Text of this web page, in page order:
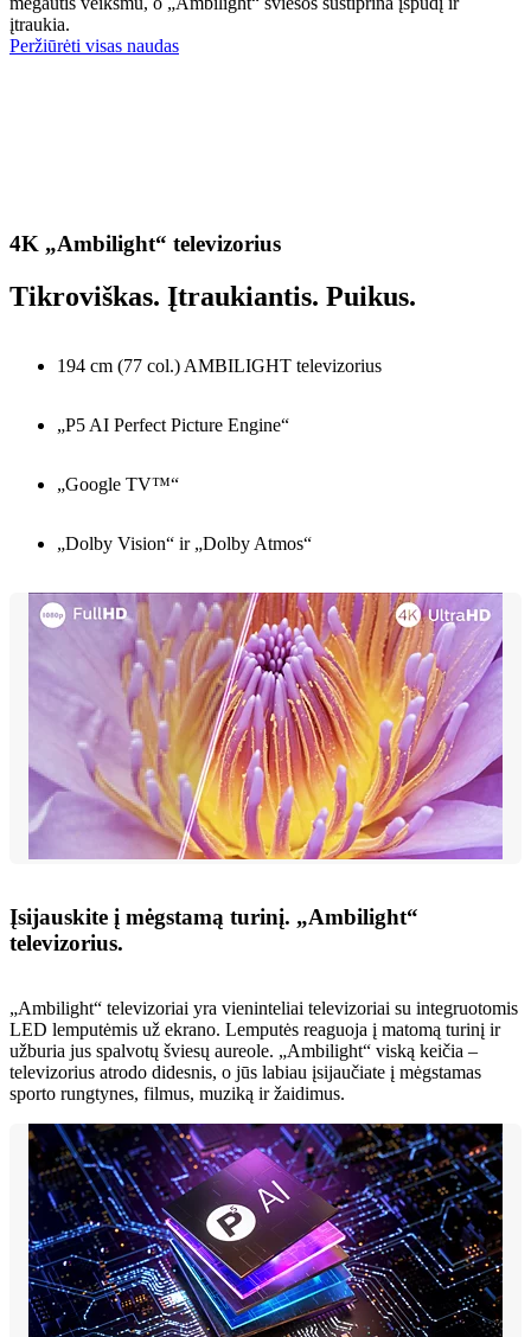
įtraukia.
Peržiūrėti visas naudas
4K „Ambilight“ televizorius
Tikroviškas. Įtraukiantis. Puikus.
194 cm (77 col.) AMBILIGHT televizorius
„P5 AI Perfect Picture Engine“
„Google TV™“
„Dolby Vision“ ir „Dolby Atmos“
Įsijauskite į mėgstamą turinį. „Ambilight“
televizorius.
„Ambilight“ televizoriai yra vieninteliai televizoriai su integruotomis
LED lemputėmis už ekrano. Lemputės reaguoja į matomą turinį ir
užburia jus spalvotų šviesų aureole. „Ambilight“ viską keičia –
televizorius atrodo didesnis, o jūs labiau įsijaučiate į mėgstamas
sporto rungtynes, filmus, muziką ir žaidimus.